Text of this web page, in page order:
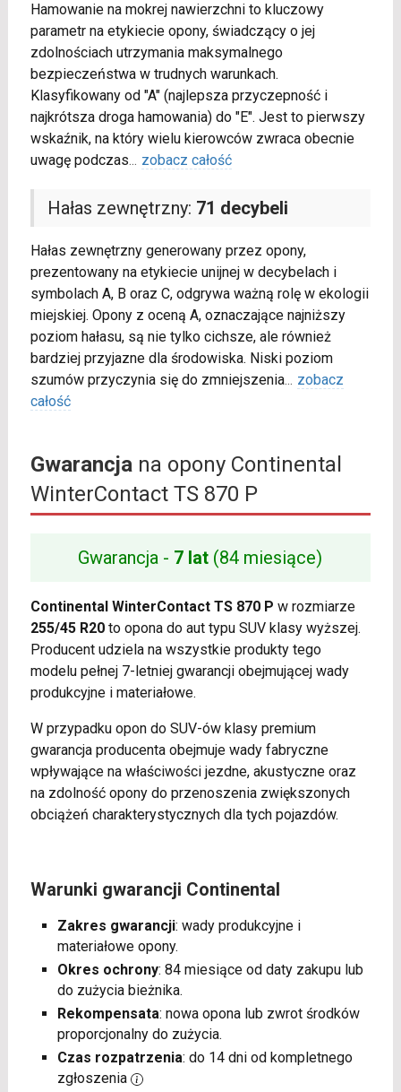
Hamowanie na mokrej nawierzchni to kluczowy
parametr na etykiecie opony, świadczący o jej
zdolnościach utrzymania maksymalnego
bezpieczeństwa w trudnych warunkach.
Klasyfikowany od "A" (najlepsza przyczepność i
najkrótsza droga hamowania) do "E". Jest to pierwszy
wskaźnik, na który wielu kierowców zwraca obecnie
uwagę podczas... zobacz całość
Hałas zewnętrzny: 71 decybeli
Hałas zewnętrzny generowany przez opony,
prezentowany na etykiecie unijnej w decybelach i
symbolach A, B oraz C, odgrywa ważną rolę w ekologii
miejskiej. Opony z oceną A, oznaczające najniższy
poziom hałasu, są nie tylko cichsze, ale również
bardziej przyjazne dla środowiska. Niski poziom
szumów przyczynia się do zmniejszenia... zobacz
całość
Gwarancjana opony Continental
WinterContact TS 870 P
Gwarancja - 7 lat (84 miesiące)
Continental WinterContact TS 870 P w rozmiarze
255/45 R20to opona do aut typu SUV klasy wyższej.
Producent udziela na wszystkie produkty tego
modelu pełnej 7-letniej gwarancji obejmującej wady
produkcyjne i materiałowe.
W przypadku opon do SUV-ów klasy premium
gwarancja producenta obejmuje wady fabryczne
wpływające na właściwości jezdne, akustyczne oraz
na zdolność opony do przenoszenia zwiększonych
obciążeń charakterystycznych dla tych pojazdów.
Warunki gwarancji Continental
Zakres gwarancji: wady produkcyjne i
materiałowe opony.
Okres ochrony: 84 miesiące od daty zakupu lub
do zużycia bieżnika.
Rekompensata: nowa opona lub zwrot środków
proporcjonalny do zużycia.
Czas rozpatrzenia: do 14 dni od kompletnego
zgłoszenia